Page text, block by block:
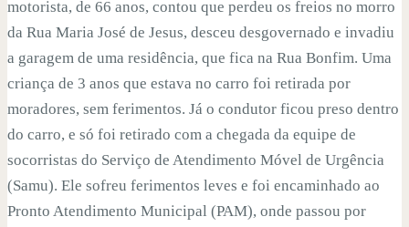
motorista, de 66 anos, contou que perdeu os freios no morro
da Rua Maria José de Jesus, desceu desgovernado e invadiu
a garagem de uma residência, que fica na Rua Bonfim. Uma
criança de 3 anos que estava no carro foi retirada por
moradores, sem ferimentos. Já o condutor ficou preso dentro
do carro, e só foi retirado com a chegada da equipe de
socorristas do Serviço de Atendimento Móvel de Urgência
(Samu). Ele sofreu ferimentos leves e foi encaminhado ao
Pronto Atendimento Municipal (PAM), onde passou por